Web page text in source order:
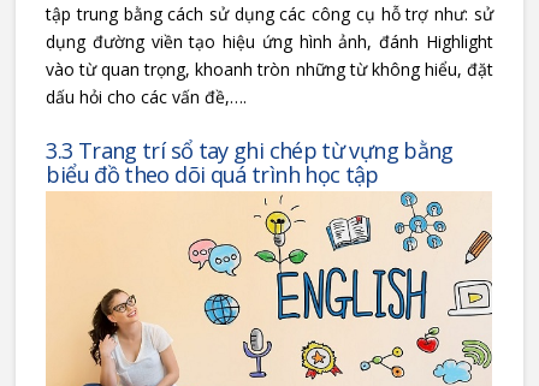
tập trung bằng cách sử dụng các công cụ hỗ trợ như: sử
dụng đường viền tạo hiệu ứng hình ảnh, đánh Highlight
vào từ quan trọng, khoanh tròn những từ không hiểu, đặt
dấu hỏi cho các vấn đề,….
3.3 Trang trí sổ tay ghi chép từ vựng bằng
biểu đồ theo dõi quá trình học tập